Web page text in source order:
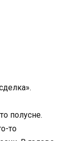
полусне.
то